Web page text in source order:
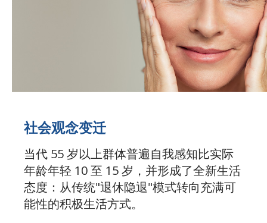
社会观念变迁
当代 55 岁以上群体普遍自我感知比实际
年龄年轻 10 至 15 岁，并形成了全新生活
态度：从传统"退休隐退"模式转向充满可
能性的积极生活方式。